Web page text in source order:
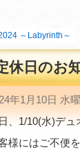
～Labyrinth～
休日のお
年1月10日 水
、1/10(水)デ
様にはご不便